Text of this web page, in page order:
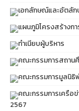
เอกลักษณ์และอัตลั
แผนภูมิโครงสร้างก
ทำเนียบผู้บริหาร
คณะกรรมการสถาน
คณะกรรมการมูลนิ
คณะกรรมการเครือ
2567